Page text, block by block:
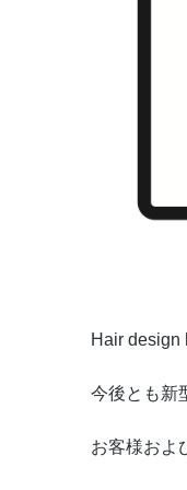
Hair design
今後とも新
お客様およ